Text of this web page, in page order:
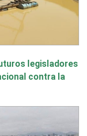
legisladores
contra la